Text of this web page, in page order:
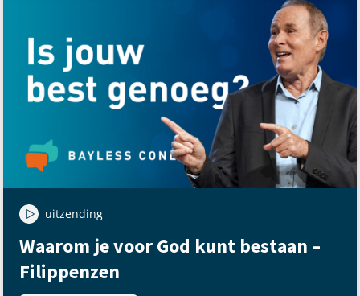
uitzending
Waarom je voor God kunt bestaan –
Filippenzen